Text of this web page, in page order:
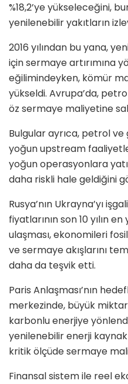
%18,2’ye yükseleceğini,
yenilenebilir yakıtların
2016 yılından bu yana,
için sermaye artırımına
eğilimindeyken, kömür
yükseldi. Avrupa’da,
öz sermaye maliyetine
Bulgular ayrıca, petrol
yoğun upstream
yoğun operasyonlara
daha riskli hale geldiğini
Rusya’nın Ukrayna’yı
fiyatlarının son 10 yılın
ulaşması, ekonomileri
ve sermaye akışlarını
daha da teşvik etti.
Paris Anlaşması’nın
merkezinde, büyük
karbonlu enerjiye
yenilenebilir enerji
kritik ölçüde sermaye
Finansal sistem ile reel